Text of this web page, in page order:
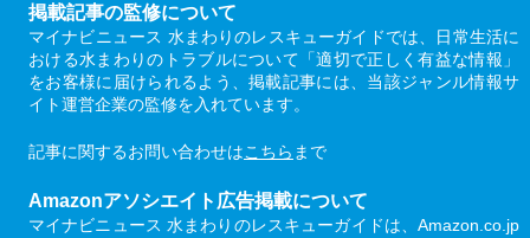
掲載記事の監修について
マイナビニュース 水まわりのレスキューガイドでは、日常生活に
おける水まわりのトラブルについて「適切で正しく有益な情報」
をお客様に届けられるよう、掲載記事には、当該ジャンル情報サ
イト運営企業の監修を入れています。
記事に関するお問い合わせはこちら まで
Amazonアソシエイト広告掲載について
マイナビニュース 水まわりのレスキューガイドは、Amazon.co.jp